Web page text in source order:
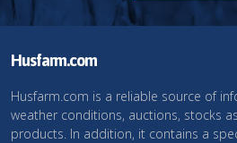
Husfarm.com
Husfarm.com is a reliable source of
weather conditions, auctions, stocks
products. In addition, it contains a